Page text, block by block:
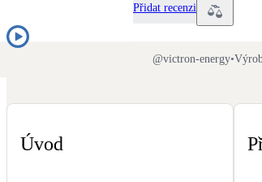
Přidat recenzi
@victron-energy•
Úvod